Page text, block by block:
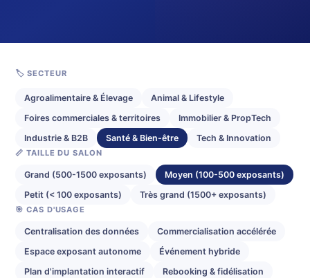
🏷️ SECTEUR
Agroalimentaire & Élevage
Animal & Lifestyle
Foires commerciales & territoires
Immobilier & PropTech
Industrie & B2B
Santé & Bien-être Tech & Innovation
📏 TAILLE DU SALON
Grand (500-1500 exposants)
Moyen (100-500 exposants)
Petit (< 100 exposants)
Très grand (1500+ exposants)
🎯 CAS D'USAGE
Centralisation des données
Commercialisation accélérée
Espace exposant autonome
Événement hybride
Plan d'implantation interactif
Rebooking & fidélisation